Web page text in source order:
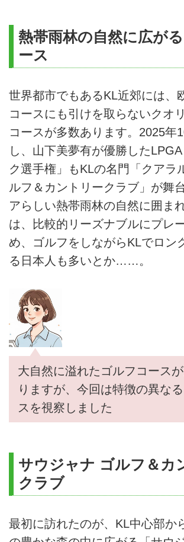
熱帯雨林の自然に広が
ース
世界都市でもあるKL近郊には、
コースにも引けを取らないクオ
コースが多数あります。2025年
し、山下美夢有が優勝した
ク選手権」もKLの名門「クアラ
ルフ＆カントリークラブ」が舞
アらしい熱帯雨林の自然に囲ま
は、比較的リーズナブルにプレ
め、ゴルフをしながらKLでロン
る日本人も多いとか……。
大自然に溢れたゴルフコース
りますが、今回は特徴の異な
スを視察しました
サウジャナ ゴルフ＆カ
クラブ
最初に訪れたのが、KL中心部か